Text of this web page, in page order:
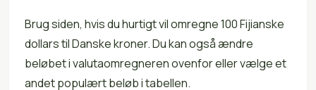
Brug siden, hvis du hurtigt vil omregne 100 Fijianske
dollars til Danske kroner. Du kan også ændre
beløbet i valutaomregneren ovenfor eller vælge et
andet populært beløb i tabellen.